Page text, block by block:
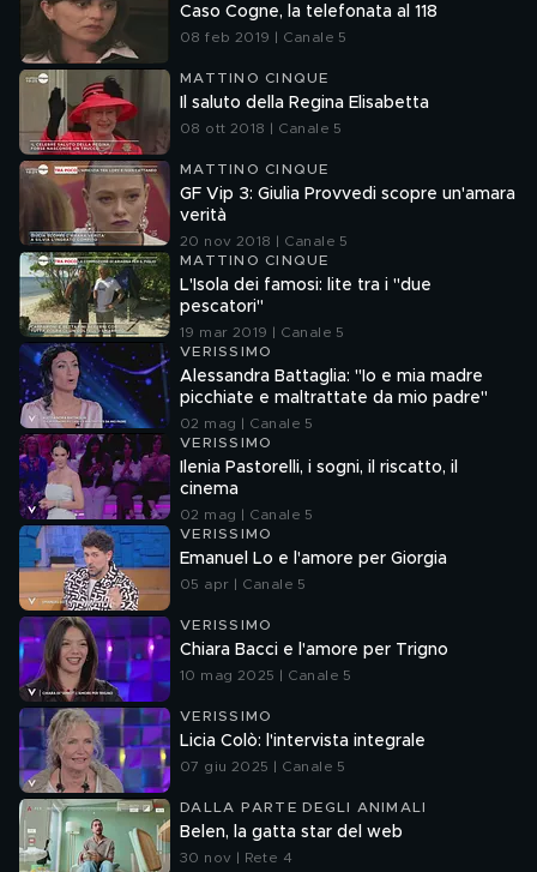
Caso Cogne, la telefonata al 118
08 feb 2019 | Canale 5
MATTINO CINQUE
Il saluto della Regina Elisabetta
08 ott 2018 | Canale 5
MATTINO CINQUE
GF Vip 3: Giulia Provvedi scopre un'amara
verità
20 nov 2018 | Canale 5
MATTINO CINQUE
L'Isola dei famosi: lite tra i "due
pescatori"
19 mar 2019 | Canale 5
VERISSIMO
Alessandra Battaglia: "Io e mia madre
picchiate e maltrattate da mio padre"
02 mag | Canale 5
VERISSIMO
Ilenia Pastorelli, i sogni, il riscatto, il
cinema
02 mag | Canale 5
VERISSIMO
Emanuel Lo e l'amore per Giorgia
05 apr | Canale 5
VERISSIMO
Chiara Bacci e l'amore per Trigno
10 mag 2025 | Canale 5
VERISSIMO
Licia Colò: l'intervista integrale
07 giu 2025 | Canale 5
DALLA PARTE DEGLI ANIMALI
Belen, la gatta star del web
30 nov | Rete 4